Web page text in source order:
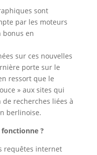
sont
par les moteurs
bonus en
sur ces nouvelles
porte sur le
ressort que le
» aux sites qui
de recherches liées à
berlinoise.
?
requêtes internet